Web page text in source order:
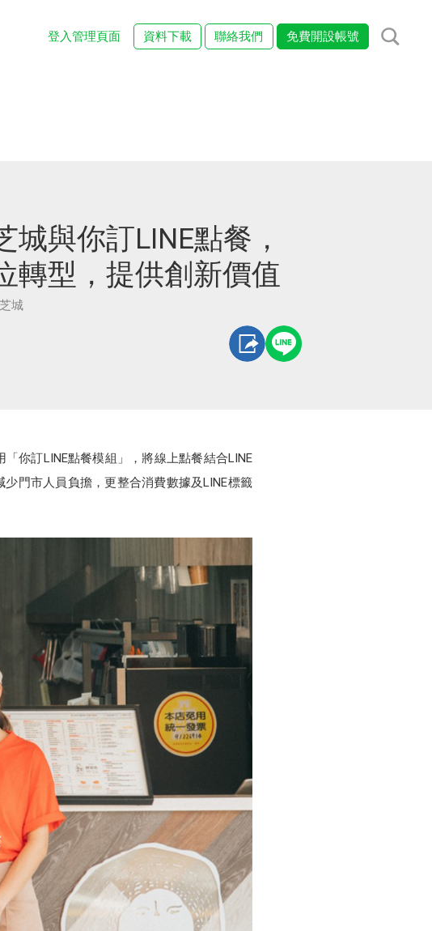
登入管理頁面 資料下載 聯絡我們 免費開設帳號
城與你訂LINE點餐，
轉型，提供創新價值
城
你訂LINE點餐模組」，將線上點餐結合LINE
門市人員負擔，更整合消費數據及LINE標籤